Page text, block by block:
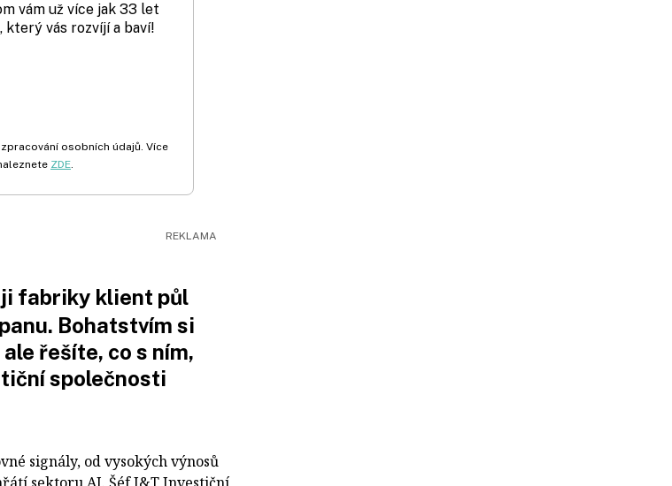
vám už více jak 33 let
který vás rozvíjí a baví!
osobních údajů. Více
ZDE.
fabriky klient půl
Bohatstvím si
řešíte, co s ním,
společnosti
signály, od vysokých výnosů